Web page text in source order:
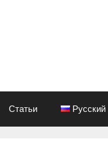
Статьи Русский